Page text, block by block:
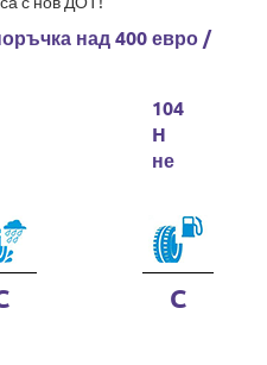
над 400 евро /
104
H
не
C